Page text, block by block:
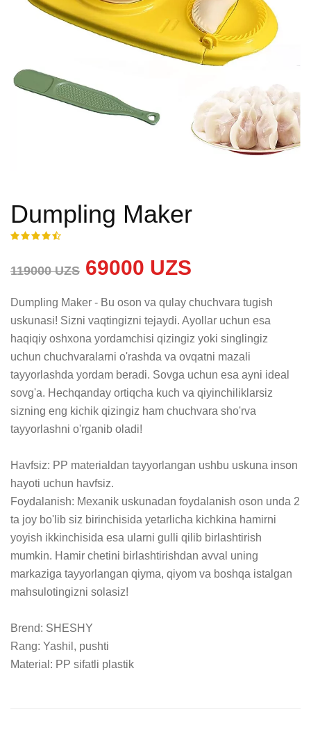
Dumpling Maker
119000 UZS 69000 UZS
Dumpling Maker - Bu oson va qulay chuchvara tugish
uskunasi! Sizni vaqtingizni tejaydi. Ayollar uchun esa
haqiqiy oshxona yordamchisi qizingiz yoki singlingiz
uchun chuchvaralarni o'rashda va ovqatni mazali
tayyorlashda yordam beradi. Sovga uchun esa ayni ideal
sovg'a. Hechqanday ortiqcha kuch va qiyinchiliklarsiz
sizning eng kichik qizingiz ham chuchvara sho'rva
tayyorlashni o'rganib oladi!
Havfsiz: PP materialdan tayyorlangan ushbu uskuna inson
hayoti uchun havfsiz.
Foydalanish: Mexanik uskunadan foydalanish oson unda 2
ta joy bo'lib siz birinchisida yetarlicha kichkina hamirni
yoyish ikkinchisida esa ularni gulli qilib birlashtirish
mumkin. Hamir chetini birlashtirishdan avval uning
markaziga tayyorlangan qiyma, qiyom va boshqa istalgan
mahsulotingizni solasiz!
Brend: SHESHY
Rang: Yashil, pushti
Material: PP sifatli plastik